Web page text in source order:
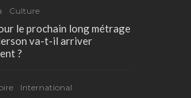
Culture
le prochain long métrage
va-t-il arriver
?
International